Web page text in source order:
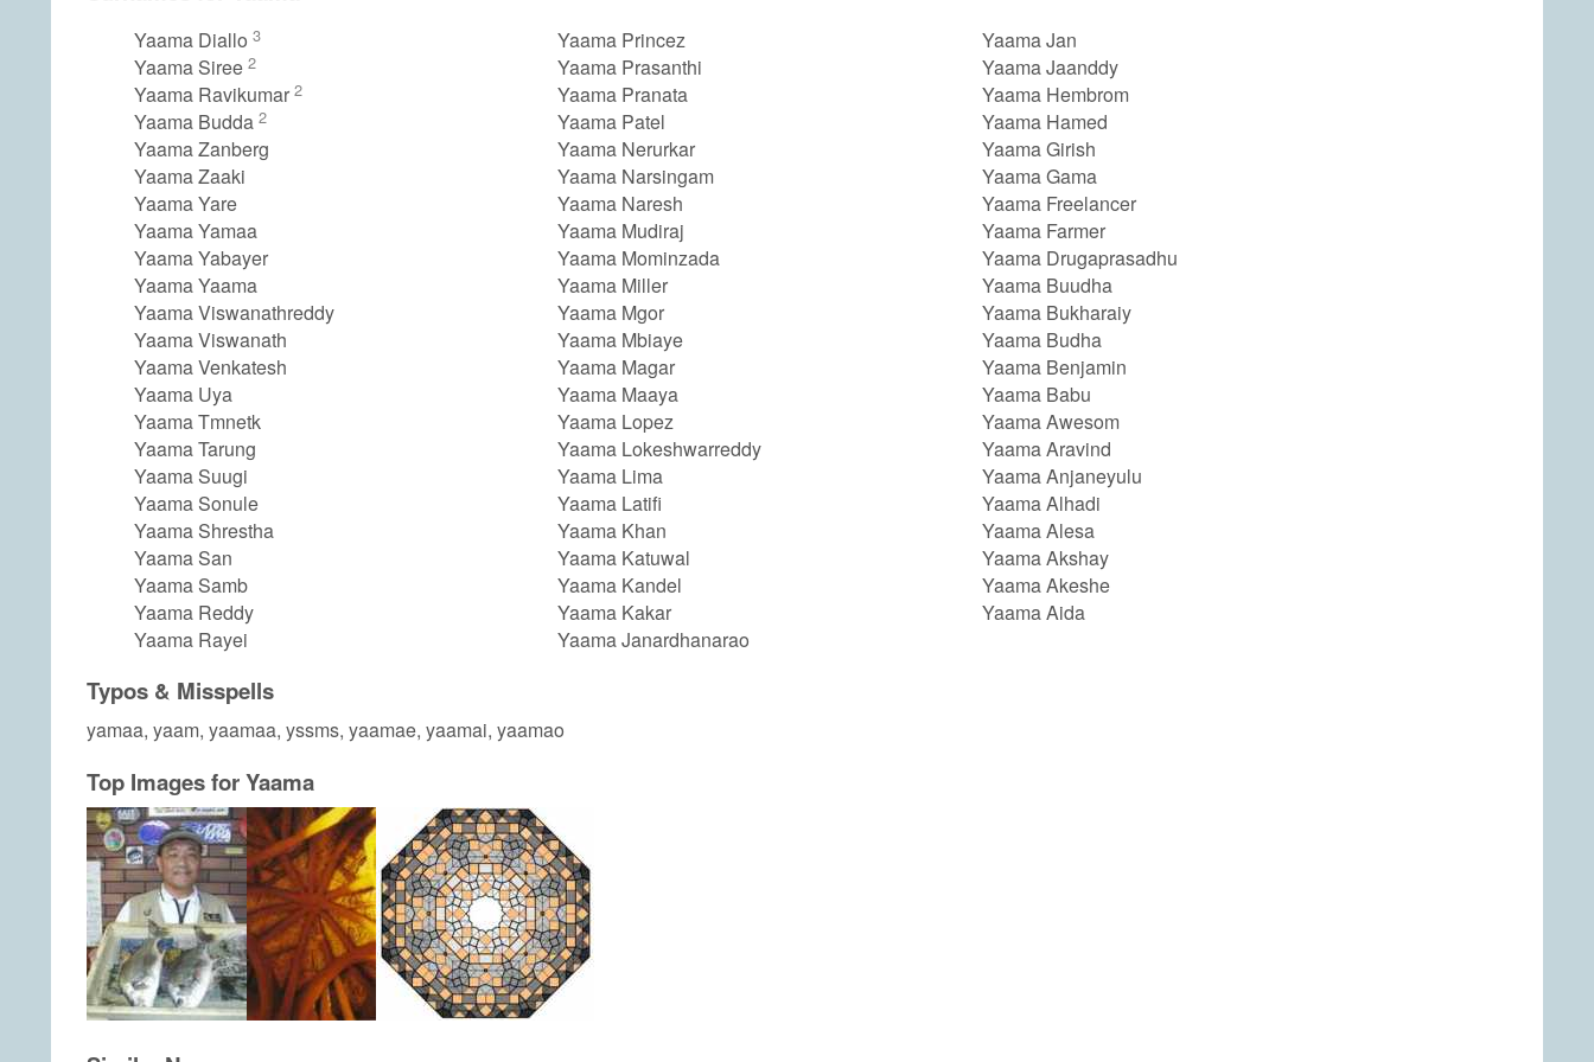
Yaama Diallo 3
Yaama Siree 2
Yaama Ravikumar 2
Yaama Budda 2
Yaama Zanberg
Yaama Zaaki
Yaama Yare
Yaama Yamaa
Yaama Yabayer
Yaama Yaama
Yaama Viswanathreddy
Yaama Viswanath
Yaama Venkatesh
Yaama Uya
Yaama Tmnetk
Yaama Tarung
Yaama Suugi
Yaama Sonule
Yaama Shrestha
Yaama San
Yaama Samb
Yaama Reddy
Yaama Rayei
Yaama Princez
Yaama Prasanthi
Yaama Pranata
Yaama Patel
Yaama Nerurkar
Yaama Narsingam
Yaama Naresh
Yaama Mudiraj
Yaama Mominzada
Yaama Miller
Yaama Mgor
Yaama Mbiaye
Yaama Magar
Yaama Maaya
Yaama Lopez
Yaama Lokeshwarreddy
Yaama Lima
Yaama Latifi
Yaama Khan
Yaama Katuwal
Yaama Kandel
Yaama Kakar
Yaama Janardhanarao
Yaama Jan
Yaama Jaanddy
Yaama Hembrom
Yaama Hamed
Yaama Girish
Yaama Gama
Yaama Freelancer
Yaama Farmer
Yaama Drugaprasadhu
Yaama Buudha
Yaama Bukharaiy
Yaama Budha
Yaama Benjamin
Yaama Babu
Yaama Awesom
Yaama Aravind
Yaama Anjaneyulu
Yaama Alhadi
Yaama Alesa
Yaama Akshay
Yaama Akeshe
Yaama Aida
Typos & Misspells
yamaa, yaam, yaamaa, yssms, yaamae, yaamai, yaamao
Top Images for Yaama